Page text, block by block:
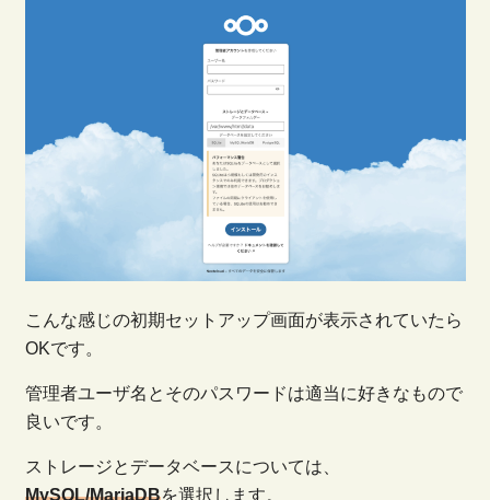
こんな感じの初期セットアップ画面が表示されていたら
OKです。
管理者ユーザ名とそのパスワードは適当に好きなもので
良いです。
ストレージとデータベースについては、
MySQL/MariaDBを選択します。